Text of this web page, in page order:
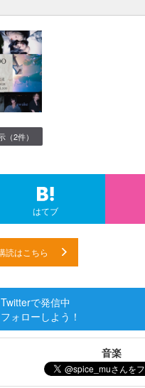
（2件）
はてブ
読はこちら
で発信中
ォローしよう！
音楽